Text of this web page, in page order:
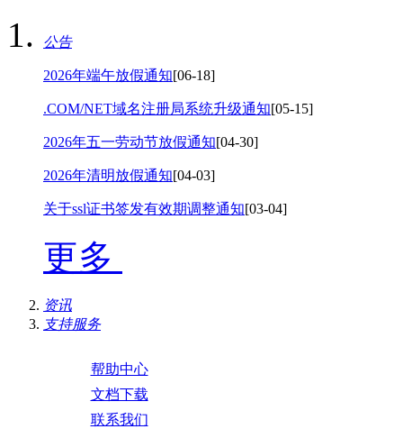
公告
2026年端午放假通知[06-18]
.COM/NET域名注册局系统升级通知[05-15]
2026年五一劳动节放假通知[04-30]
2026年清明放假通知[04-03]
关于ssl证书签发有效期调整通知[03-04]
更多
资讯
支持服务
帮助中心
文档下载
联系我们